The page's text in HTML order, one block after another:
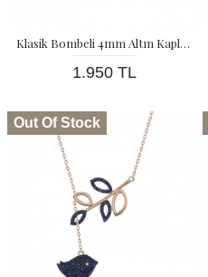
Klasik Bombeli 4mm Altın Kaplama Gümüş Alyans
1.950 TL
Out Of Stock